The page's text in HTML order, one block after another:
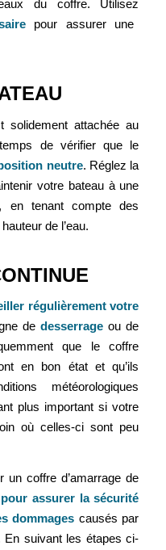
du coffre. Utilisez
pour assurer une
solidement attachée au
de vérifier que le
neutre. Réglez la
votre bateau à une
en tenant compte des
de l’eau.
régulièrement votre
dedesserrage ou de
que le coffre
en bon état et qu’ils
météorologiques
plus important si votre
où celles-ci sont peu
un coffre d’amarrage de
assurer la sécurité
dommages causés par
En suivant les étapes ci-